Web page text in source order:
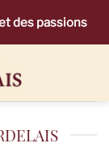
des passions